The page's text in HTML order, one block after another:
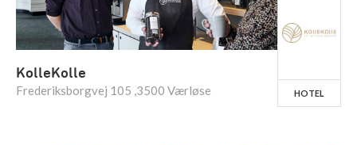
KolleKolle
Frederiksborgvej 105 ,3500 Værløse HOTEL